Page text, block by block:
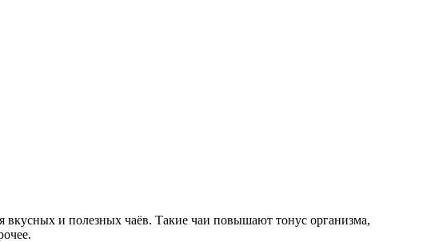
вкусных и полезных чаёв. Такие чаи повышают тонус организма,